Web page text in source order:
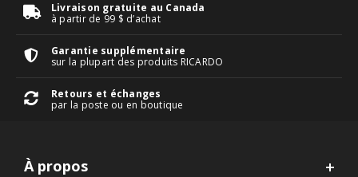
Livraison gratuite au Canada
à partir de 99 $ d’achat
Garantie supplémentaire
sur la plupart des produits RICARDO
Retours et échanges
par la poste ou en boutique
À propos